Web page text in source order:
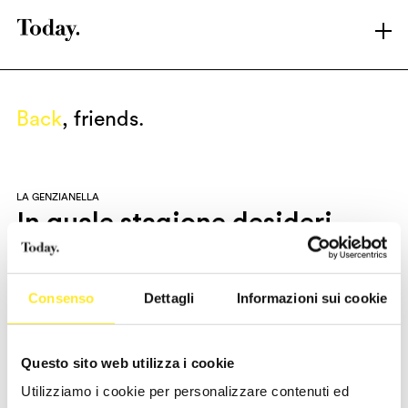
Consenso Dettagli Informazioni sui cookie
Questo sito web utilizza i cookie
Utilizziamo i cookie per personalizzare contenuti ed
ARCHIVE
SHOWREEL
CONTACT
LINKEDIN
INSTAGRAM
Back, friends.
LA GENZIANELLA
In quale stagione desideri
viaggiare?
Sector
Design&Hospitality
Discipline
Digital
montagna. Una gabbia pulita che accoglie le immagini lasciando